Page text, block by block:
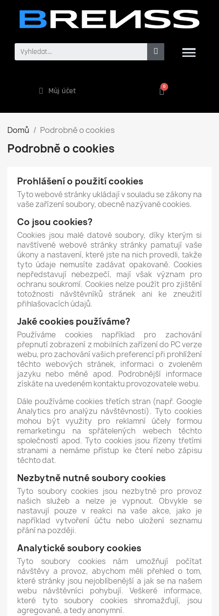
Můj účet
Domů Podrobně o cookies
Podrobně o cookies
Prohlášení o použití cookies
Tyto webové stránky ukládají v souladu se zákony na
vaše zařízení soubory, obecně nazývané cookies.
Co jsou cookies?
Cookies jsou malé datové soubory, díky kterým si
navštívené webové stránky stránky pamatují vaše
úkony a nastavení, které jste na nich provedli, takže
tyto údaje nemusíte zadávat opakovaně. Cookies
nepředstavují nebezpečí, mají však význam pro
ochranu soukromí. Cookies nelze použít pro zjištění
totožnosti návštěvníků stránek ani ke zneužití
přihlašovacích údajů.
Jaké cookies používáme?
Používáme cookies například pro zachování
přepnutí zobrazení z mobilních zařízení do PC verze
webu, pro zachování vašich preferencí při prohlížení
těchto webových stránek, informaci o zvoleném
jazyku nebo měně apod. Podrobnější informace
získáte na uvedeném kontaktu provozovatele webu.
Dále používáme cookies třetích stran (např. Google
Analytics pro analýzu návštěvnosti). Tyto cookies
mohou být využity pro reklamní účely formou
remarketingu na spřátelených webech těchto
společností apod. Tyto cookies jsou řízeny třetími
stranami a nemáme přístup ke čtení nebo zápisu
těchto dat.
Nezbytně nutné soubory cookies
Tyto soubory cookies jsou nezbytné pro provoz
našich služeb a nelze je vypnout. Obvykle se
nastavují pouze v reakci na vaše akce, jako je
například vytvoření účtu nebo uložení seznamu
přání na později.
Analytické soubory cookies
Tyto soubory cookies nám umožňují počítat
návštěvy a provoz, abychom měli přehled o tom,
které stránky jsou nejoblíbenější a jak se na našem
webu návštěvníci pohybují. Veškeré informace,
které tyto soubory cookies shromažďují, jsou
agregované, a tedy anonymní.